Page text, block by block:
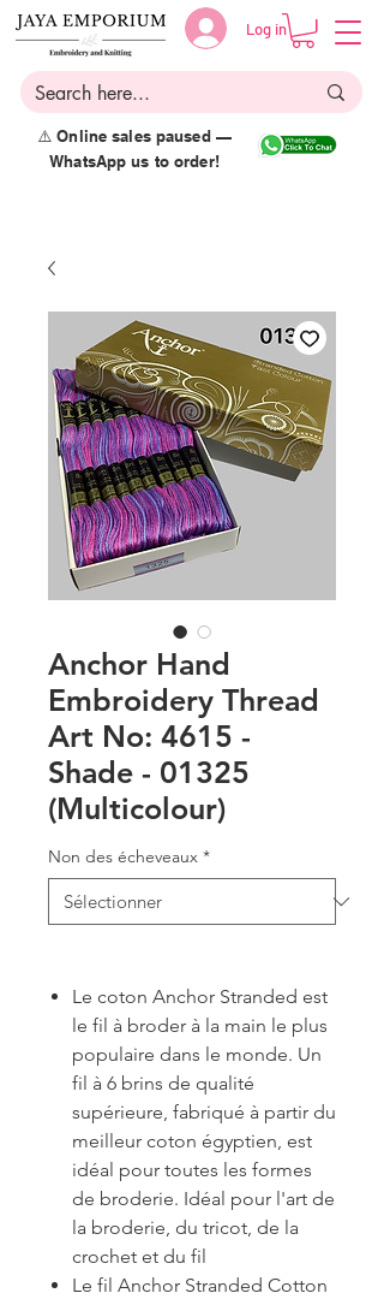
Log in
⚠️ Online sales paused —
WhatsApp us to order!
Anchor Hand
Embroidery Thread
Art No: 4615 -
Shade - 01325
(Multicolour)
Non des écheveaux *
Le coton Anchor Stranded est
le fil à broder à la main le plus
populaire dans le monde. Un
fil à 6 brins de qualité
supérieure, fabriqué à partir du
meilleur coton égyptien, est
idéal pour toutes les formes
de broderie. Idéal pour l'art de
la broderie, du tricot, de la
crochet et du fil
Le fil Anchor Stranded Cotton